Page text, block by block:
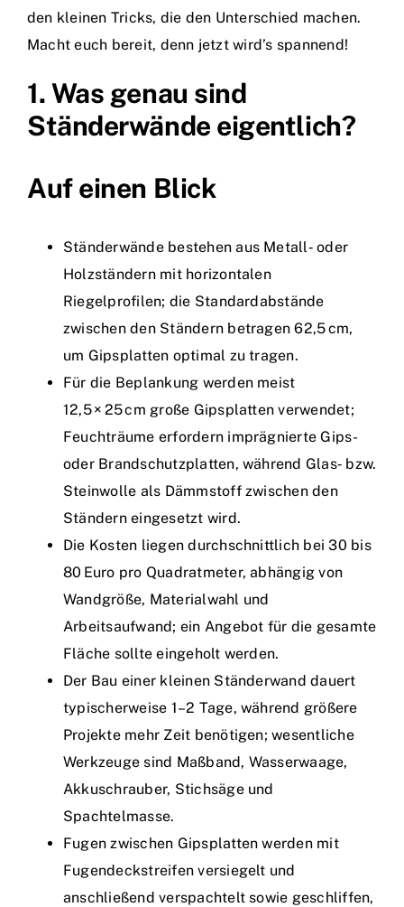
den kleinen Tricks, die den Unterschied machen.
Macht euch bereit, denn jetzt wird’s spannend!
1. Was genau sind
Ständerwände eigentlich?
Auf einen Blick
Ständerwände bestehen aus Metall‑ oder
Holzständern mit horizontalen
Riegelprofilen; die Standardabstände
zwischen den Ständern betragen 62,5 cm,
um Gipsplatten optimal zu tragen.
Für die Beplankung werden meist
12,5 × 25 cm große Gipsplatten verwendet;
Feuchträume erfordern imprägnierte Gips-
oder Brandschutzplatten, während Glas‑ bzw.
Steinwolle als Dämmstoff zwischen den
Ständern eingesetzt wird.
Die Kosten liegen durchschnittlich bei 30 bis
80 Euro pro Quadratmeter, abhängig von
Wandgröße, Materialwahl und
Arbeitsaufwand; ein Angebot für die gesamte
Fläche sollte eingeholt werden.
Der Bau einer kleinen Ständerwand dauert
typischerweise 1–2 Tage, während größere
Projekte mehr Zeit benötigen; wesentliche
Werkzeuge sind Maßband, Wasserwaage,
Akkuschrauber, Stichsäge und
Spachtelmasse.
Fugen zwischen Gipsplatten werden mit
Fugendeckstreifen versiegelt und
anschließend verspachtelt sowie geschliffen,